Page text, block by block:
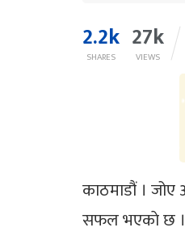
2.2k
SHARES
27k
VIEWS
काठमाडौं ।
सफल भएकाे छ ।